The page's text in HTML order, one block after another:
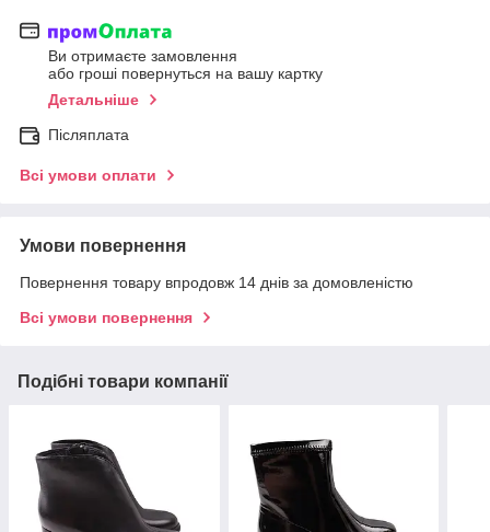
Ви отримаєте замовлення
або гроші повернуться на вашу картку
Детальніше
Післяплата
Всі умови оплати
Умови повернення
Повернення товару впродовж 14 днів за домовленістю
Всі умови повернення
Подібні товари компанії